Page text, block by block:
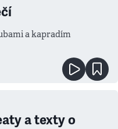
a kapradím
a texty o